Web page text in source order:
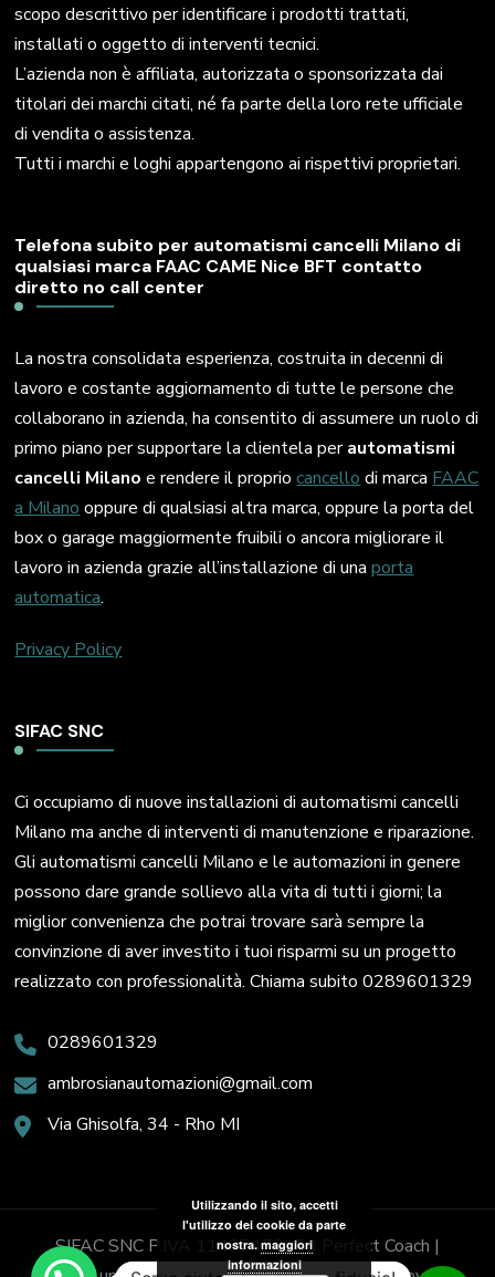
scopo descrittivo per identificare i prodotti trattati,
installati o oggetto di interventi tecnici.
L’azienda non è affiliata, autorizzata o sponsorizzata dai
titolari dei marchi citati, né fa parte della loro rete ufficiale
di vendita o assistenza.
Tutti i marchi e loghi appartengono ai rispettivi proprietari.
Telefona subito per automatismi cancelli Milano di
qualsiasi marca FAAC CAME Nice BFT contatto
diretto no call center
La nostra consolidata esperienza, costruita in decenni di
lavoro e costante aggiornamento di tutte le persone che
collaborano in azienda, ha consentito di assumere un ruolo di
primo piano per supportare la clientela perautomatismi
cancelli Milano e rendere il propriocancello di marca FAAC
a Milano oppure di qualsiasi altra marca, oppure la porta del
box o garage maggiormente fruibili o ancora migliorare il
lavoro in azienda grazie all’installazione di unaporta
automatica.
Privacy Policy
SIFAC SNC
Ci occupiamo di nuove installazioni di automatismi cancelli
Milano ma anche di interventi di manutenzione e riparazione.
Gli automatismi cancelli Milano e le automazioni in genere
possono dare grande sollievo alla vita di tutti i giorni; la
miglior convenienza che potrai trovare sarà sempre la
convinzione di aver investito i tuoi risparmi su un progetto
realizzato con professionalità. Chiama subito 0289601329
0289601329
ambrosianautomazioni@gmail.com
Via Ghisolfa, 34 - Rho MI
SIFAC SNC P.IVA 11437470153
Perfect Coach |
Utilizzando il sito, accetti
l'utilizzo dei cookie da parte
nostra. maggiori
informazioni